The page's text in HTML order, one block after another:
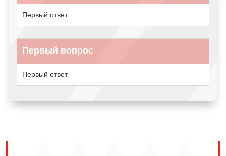
Первый ответ
Первый вопрос
Первый ответ